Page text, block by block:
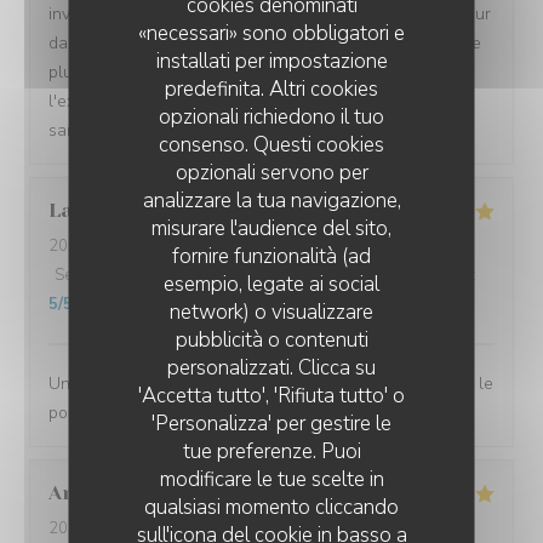
«necessari» sono obbligatori e
installati per impostazione
predefinita. Altri cookies
opzionali richiedono il tuo
consenso. Questi cookies
opzionali servono per
analizzare la tua navigazione,
misurare l'audience del sito,
fornire funzionalità (ad
esempio, legate ai social
network) o visualizzare
pubblicità o contenuti
personalizzati. Clicca su
'Accetta tutto', 'Rifiuta tutto' o
'Personalizza' per gestire le
tue preferenze. Puoi
modificare le tue scelte in
qualsiasi momento cliccando
sull'icona del cookie in basso a
inventive et régulièrement renouvellée, le plein de saveur
dans les assiettes, un service impeccable dans un cadre
plutôt intime à l'intérieur et tout aussi agréable à
l'extérieur sur la très belle terrasse ombragée le soir et
sans courant d'air.
Laurent D
2026-07-10
- 12:00 - Ospiti 2
Servizio
Atmosfera: /5 Cucina: 5/5 Qualità / Prezzo
5/5
Une très bonne halte. Nous nous sommes régalés avec le
poulpe du chef.
Andrea
2026-07-08 - 19:00 - Ospiti 2
L'EBULLITION